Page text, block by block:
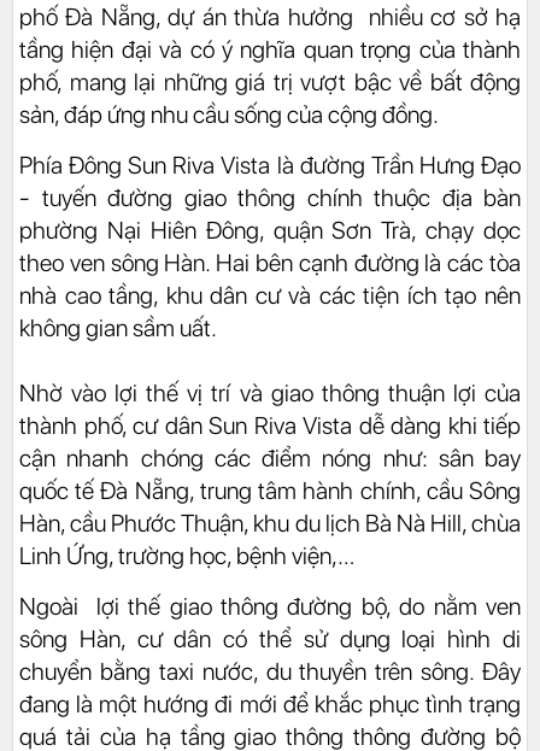
phố Đà Nẵng, dự án thừa hưởng nhiều cơ sở hạ
tầng hiện đại và có ý nghĩa quan trọng của thành
phố, mang lại những giá trị vượt bậc về bất động
sản, đáp ứng nhu cầu sống của cộng đồng.
Phía Đông Sun Riva Vista là đường Trần Hưng Đạo
- tuyến đường giao thông chính thuộc địa bàn
phường Nại Hiên Đông, quận Sơn Trà, chạy dọc
theo ven sông Hàn. Hai bên cạnh đường là các tòa
nhà cao tầng, khu dân cư và các tiện ích tạo nên
không gian sầm uất.
Nhờ vào lợi thế vị trí và giao thông thuận lợi của
thành phố, cư dân Sun Riva Vista dễ dàng khi tiếp
cận nhanh chóng các điểm nóng như: sân bay
quốc tế Đà Nẵng, trung tâm hành chính, cầu Sông
Hàn, cầu Phước Thuận, khu du lịch Bà Nà Hill, chùa
Linh Ứng, trường học, bệnh viện,…
Ngoài lợi thế giao thông đường bộ, do nằm ven
sông Hàn, cư dân có thể sử dụng loại hình di
chuyển bằng taxi nước, du thuyền trên sông. Đây
đang là một hướng đi mới để khắc phục tình trạng
quá tải của hạ tầng giao thông thông đường bộ